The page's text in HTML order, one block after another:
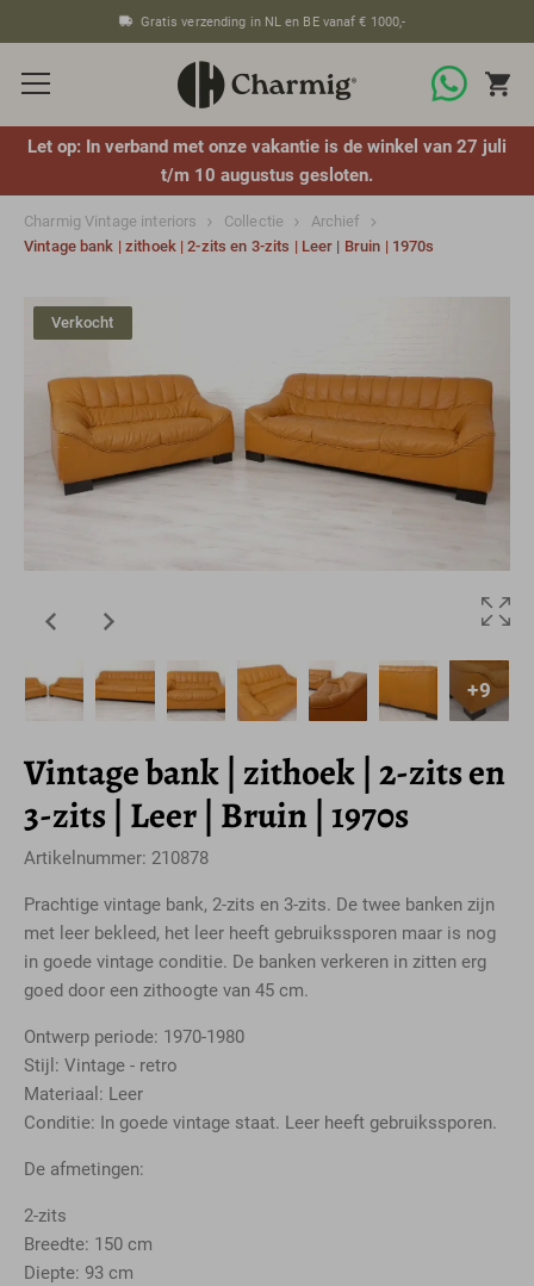
Gratis verzending in NL en BE vanaf € 1000,-
Let op: In verband met onze vakantie is de winkel van 27 juli
t/m 10 augustus gesloten.
Charmig Vintage interiors Collectie
Archief
Vintage bank | zithoek | 2-zits en 3-zits | Leer | Bruin | 1970s
Verkocht
+9
Vintage bank | zithoek | 2-zits en
3-zits | Leer | Bruin | 1970s
Artikelnummer: 210878
Prachtige vintage bank, 2-zits en 3-zits. De twee banken zijn
met leer bekleed, het leer heeft gebruikssporen maar is nog
in goede vintage conditie. De banken verkeren in zitten erg
goed door een zithoogte van 45 cm.
Ontwerp periode: 1970-1980
Stijl: Vintage - retro
Materiaal: Leer
Conditie: In goede vintage staat. Leer heeft gebruikssporen.
De afmetingen:
2-zits
Breedte: 150 cm
Diepte: 93 cm